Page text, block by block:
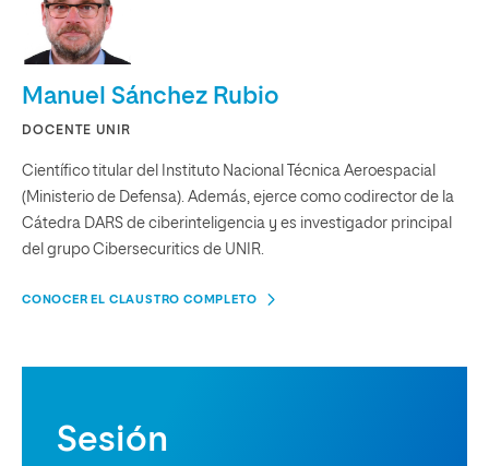
Manuel Sánchez Rubio
DOCENTE UNIR
Científico titular del Instituto Nacional Técnica Aeroespacial
(Ministerio de Defensa). Además, ejerce como codirector de la
Cátedra DARS de ciberinteligencia y es investigador principal
del grupo Cibersecuritics de UNIR.
CONOCER EL CLAUSTRO COMPLETO
Sesión